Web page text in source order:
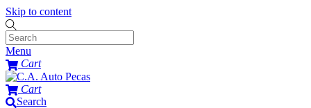
Skip to content
Menu
Cart
Cart
Search